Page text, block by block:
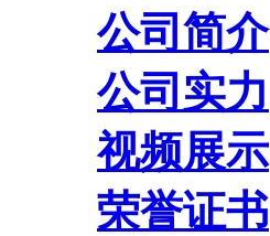
公司简介
公司实力
视频展示
荣誉证书